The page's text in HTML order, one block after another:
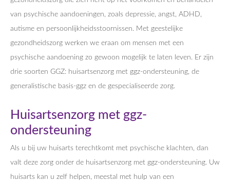
van psychische aandoeningen, zoals depressie, angst, ADHD,
autisme en persoonlijkheidsstoornissen. Met geestelijke
gezondheidszorg werken we eraan om mensen met een
psychische aandoening zo gewoon mogelijk te laten leven. Er zijn
drie soorten GGZ: huisartsenzorg met ggz-ondersteuning, de
generalistische basis-ggz en de gespecialiseerde zorg.
Huisartsenzorg met ggz-
ondersteuning
Als u bij uw huisarts terechtkomt met psychische klachten, dan
valt deze zorg onder de huisartsenzorg met ggz-ondersteuning. Uw
huisarts kan u zelf helpen, meestal met hulp van een